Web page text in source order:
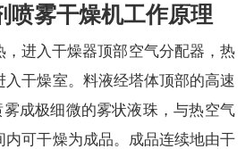
喷雾干燥机工作原理
，进入干燥器顶部空气分配器，热
入干燥室。料液经塔体顶部的高速
成极细微的雾状液珠，与热空气
内可干燥为成品。成品连续地由干